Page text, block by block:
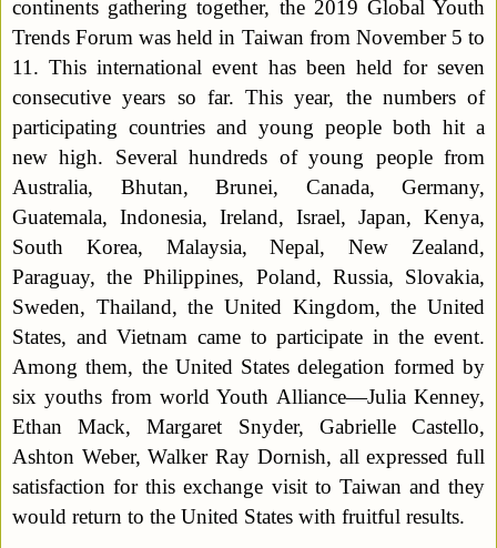
continents gathering together, the 2019 Global Youth
Trends Forum was held in Taiwan from November 5 to
11. This international event has been held for seven
consecutive years so far. This year, the numbers of
participating countries and young people both hit a
new high. Several hundreds of young people from
Australia, Bhutan, Brunei, Canada, Germany,
Guatemala, Indonesia, Ireland, Israel, Japan, Kenya,
South Korea, Malaysia, Nepal, New Zealand,
Paraguay, the Philippines, Poland, Russia, Slovakia,
Sweden, Thailand, the United Kingdom, the United
States, and Vietnam came to participate in the event.
Among them, the United States delegation formed by
six youths from world Youth Alliance—Julia Kenney,
Ethan Mack, Margaret Snyder, Gabrielle Castello,
Ashton Weber, Walker Ray Dornish, all expressed full
satisfaction for this exchange visit to Taiwan and they
would return to the United States with fruitful results.